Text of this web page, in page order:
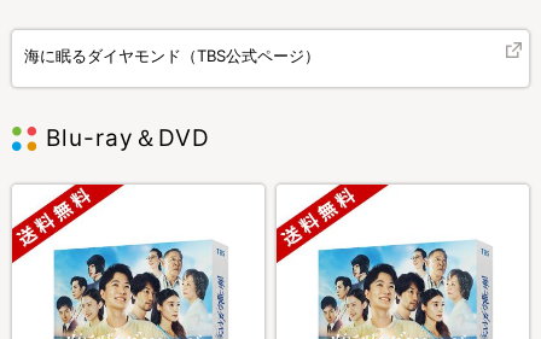
海に眠るダイヤモンド（TBS公式ページ）
Blu-ray＆DVD